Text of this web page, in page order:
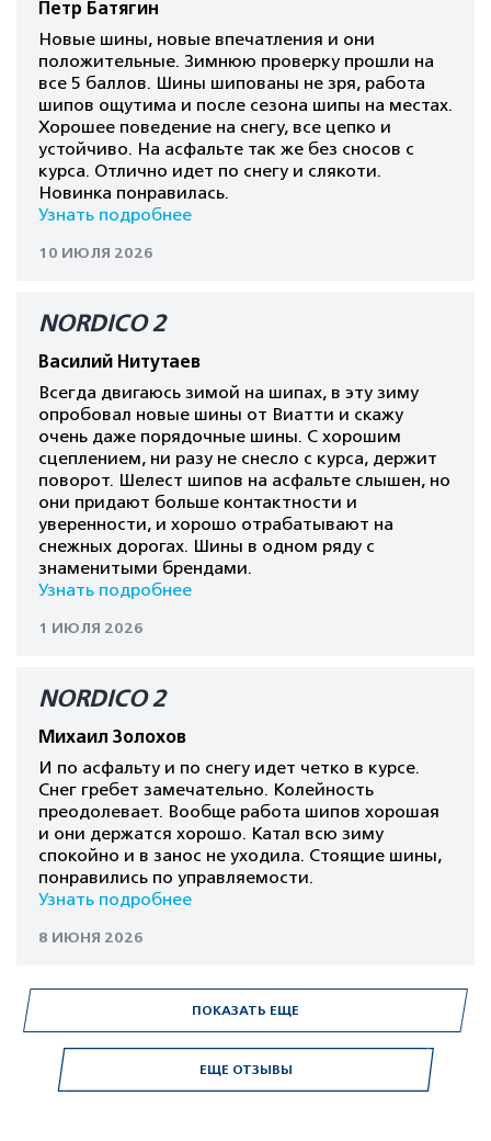
ЕЩЕ ОТЗЫВЫ
Петр Батягин
Новые шины, новые впечатления и они
положительные. Зимнюю проверку прошли на
все 5 баллов. Шины шипованы не зря, работа
шипов ощутима и после сезона шипы на местах.
Хорошее поведение на снегу, все цепко и
устойчиво. На асфальте так же без сносов с
курса. Отлично идет по снегу и слякоти.
Новинка понравилась.
Узнать подробнее
10 ИЮЛЯ 2026
NORDICO 2
Василий Нитутаев
Всегда двигаюсь зимой на шипах, в эту зиму
опробовал новые шины от Виатти и скажу
очень даже порядочные шины. С хорошим
сцеплением, ни разу не снесло с курса, держит
поворот. Шелест шипов на асфальте слышен, но
они придают больше контактности и
уверенности, и хорошо отрабатывают на
снежных дорогах. Шины в одном ряду с
знаменитыми брендами.
Узнать подробнее
1 ИЮЛЯ 2026
NORDICO 2
Михаил Золохов
И по асфальту и по снегу идет четко в курсе.
Снег гребет замечательно. Колейность
преодолевает. Вообще работа шипов хорошая
и они держатся хорошо. Катал всю зиму
спокойно и в занос не уходила. Стоящие шины,
понравились по управляемости.
Узнать подробнее
8 ИЮНЯ 2026
ПОКАЗАТЬ ЕЩЕ